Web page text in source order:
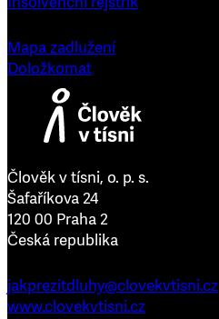
Mapa zadlužení
Doložkomat
Člověk v tísni, o. p. s.
Šafaříkova 24
120 00 Praha 2
Česká republika
jakprezitdluhy@clovekvtisni.cz
www.clovekvtisni.cz